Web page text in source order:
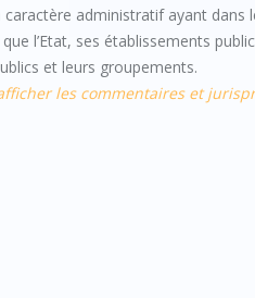
caractère administratif ayant
l’Etat, ses établissements
et leurs groupements.
les commentaires et